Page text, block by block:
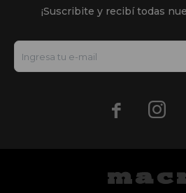
¡Suscribite y recibí todas
 